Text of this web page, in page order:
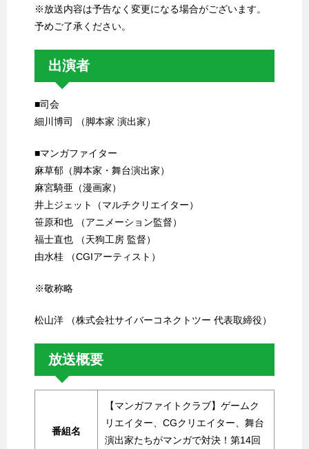
※放送内容は予告なく変更になる場合がございます。
予めご了承ください。
出演者
■司会
細川博司 （脚本家 演出家）
■マンガファイター
麻草郁（脚本家・舞台演出家）
麻宮騎亜（漫画家）
井上ジェット（マルチクリエイター）
笹原和也 （アニメーション監督）
福士直也 （天狗工房 監督）
由水桂 （CGIアーティスト）
※敬称略
松山洋 （株式会社サイバーコネクトツー 代表取締役）
放送概要
番組名
【マンガファイトクラブ】ゲームク
リエイター、CGクリエイター、舞台
演出家たちがマンガで対決！第14回